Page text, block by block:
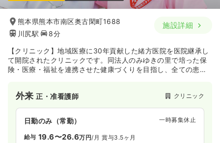
熊本県熊本市南区奥古閑町1688
川尻駅
8分
施設詳細
【クリニック】地域医療に30年貢献した緒方医院を医院継承し
て開院されたクリニックです。同法人のみゆきの里で培った保
険・医療・福祉を連携させた健康づくりを目指し、全ての患者
外来正・准看護師 クリニック
日勤のみ（常勤） 一時募集休止
給与 19.6〜26.6万円/月 賞与3.5ヶ月